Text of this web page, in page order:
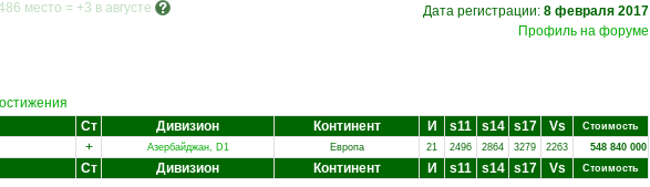
место = +3 в августе
Дата регистрации: 8 февраля 2017
Профиль на форуме
Ст Дивизион Континент И s11 s14 s17 Vs
Стоимость
+ Азербайджан, D1 Европа 21 2496 2864 3279 2263 548 840 000
Ст Дивизион Континент И s11 s14 s17 Vs Стоимость